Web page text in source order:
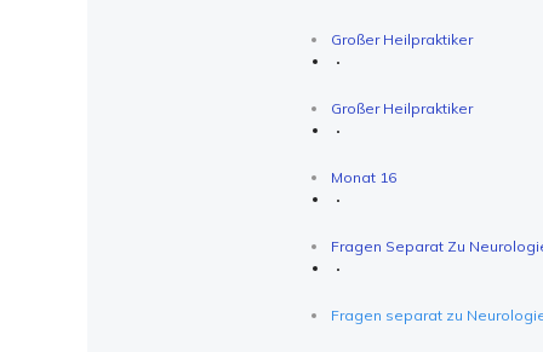
Großer Heilpraktiker
Großer Heilpraktiker
Monat 16
Fragen Separat Zu
Fragen separat zu